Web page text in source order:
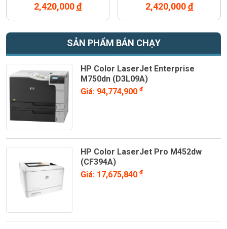
2,420,000đ 2,420,000đ
SẢN PHẨM BÁN CHẠY
HP Color LaserJet Enterprise
M750dn (D3L09A)
Giá: 94,774,900đ
HP Color LaserJet Pro M452dw
(CF394A)
Giá: 17,675,840đ